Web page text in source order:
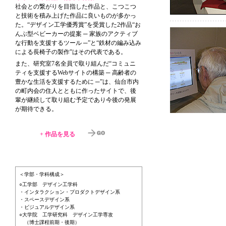
社会との繋がりを目指した作品と、こつこつ
と技術を積み上げた作品に良いものが多かっ
た。“デザイン工学優秀賞”を受賞した2作品“お
んぶ型ベビーカーの提案 ─ 家族のアクティブ
な行動を支援するツール ─”と“鉄材の編み込み
による長椅子の製作”はその代表である。
また、研究室7名全員で取り組んだ“コミュニ
ティを支援するWebサイトの構築 ─ 高齢者の
豊かな生活を支援するために ─”は、仙台市内
の町内会の住人とともに作ったサイトで、後
輩が継続して取り組む予定であり今後の発展
が期待できる。
+ 作品を見る
＜学部・学科構成＞
○工学部 デザイン工学科
・インタラクション・プロダクトデザイン系
・スペースデザイン系
・ビジュアルデザイン系
○大学院 工学研究科 デザイン工学専攻
（博士課程前期・後期）